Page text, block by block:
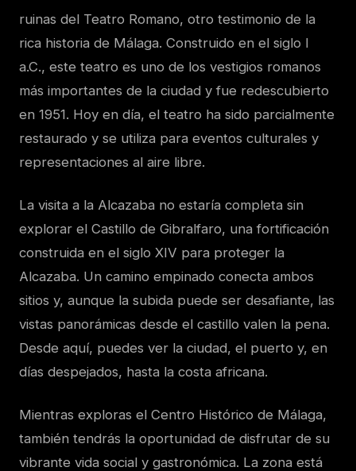
ruinas del Teatro Romano, otro testimonio de la
rica historia de Málaga. Construido en el siglo I
a.C., este teatro es uno de los vestigios romanos
más importantes de la ciudad y fue redescubierto
en 1951. Hoy en día, el teatro ha sido parcialmente
restaurado y se utiliza para eventos culturales y
representaciones al aire libre.
La visita a la Alcazaba no estaría completa sin
explorar el Castillo de Gibralfaro, una fortificación
construida en el siglo XIV para proteger la
Alcazaba. Un camino empinado conecta ambos
sitios y, aunque la subida puede ser desafiante, las
vistas panorámicas desde el castillo valen la pena.
Desde aquí, puedes ver la ciudad, el puerto y, en
días despejados, hasta la costa africana.
Mientras exploras el Centro Histórico de Málaga,
también tendrás la oportunidad de disfrutar de su
vibrante vida social y gastronómica. La zona está